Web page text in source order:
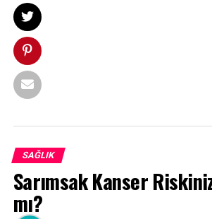
SAĞLIK
Sarımsak Kanser
mı?